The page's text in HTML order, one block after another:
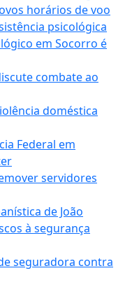
horários de voo
psicológica
em Socorro é
combate ao
doméstica
Federal em
servidores
de João
à segurança
seguradora contra